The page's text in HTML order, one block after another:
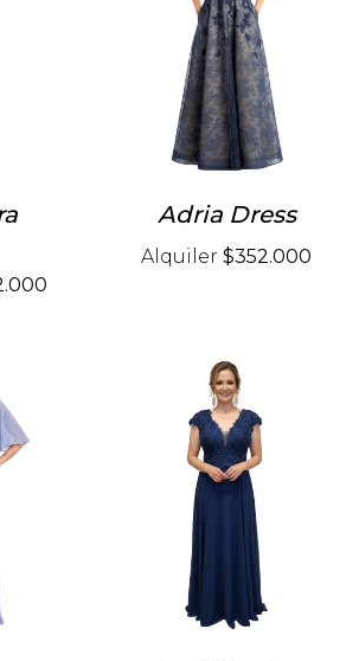
Adria Dress
Alquiler $352.000